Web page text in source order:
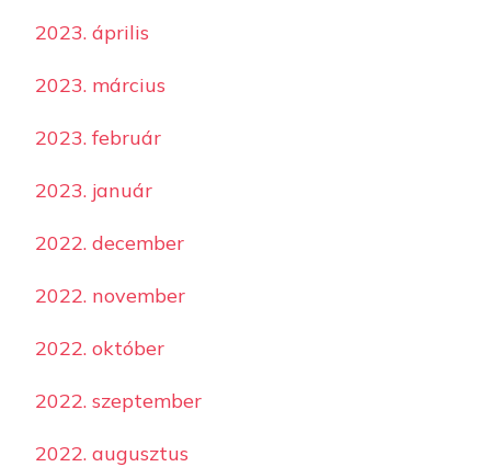
2023. április
2023. március
2023. február
2023. január
2022. december
2022. november
2022. október
2022. szeptember
2022. augusztus